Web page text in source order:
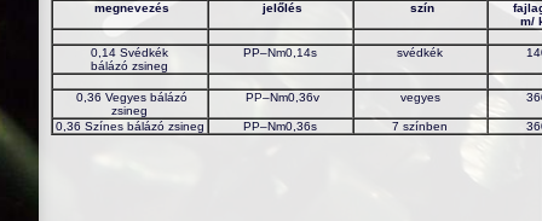
megnevezés jelőlés szín
m/
0,14 Svédkék
bálázó zsineg
PP–Nm0,14s svédkék
0,36 Vegyes bálázó
zsineg
PP–Nm0,36v vegyes
0,36 Színes bálázó zsineg PP–Nm0,36s 7 színben